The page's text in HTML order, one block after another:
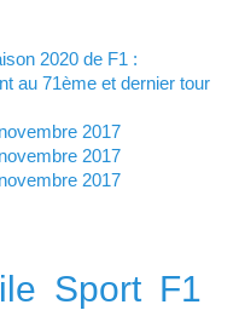
2020 de F1 :
2017
2017
2017
sport
F1